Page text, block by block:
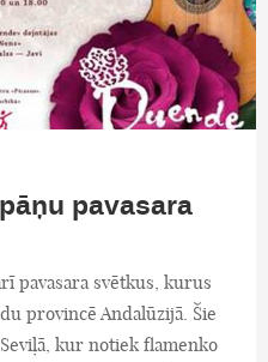
pavasara
pavasara svētkus, kurus
provincē Andalūzijā. Šie
kur notiek flamenko